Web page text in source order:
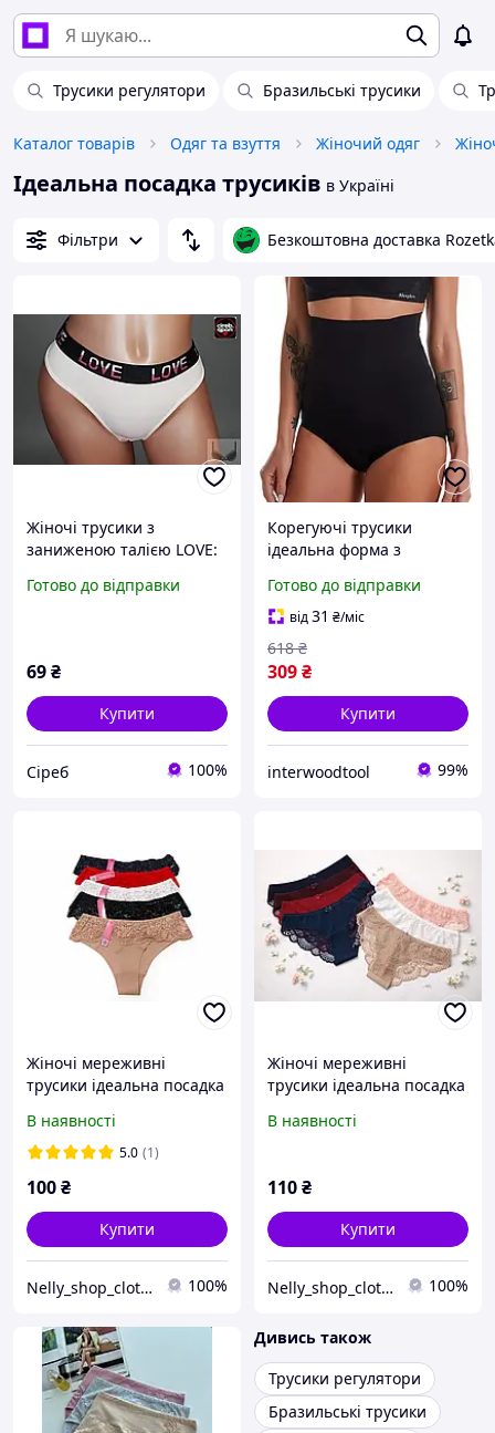
Трусики регулятори Бразильські трусики
Каталог товарів Одяг та взуття Жіночий одяг
Ідеальна посадка трусиків в Україні
Фільтри Безкоштовна доставка
Жіночі трусики з
заниженою талією LOVE:
білизна, Ідеальна посадка
Готово до відправки
69₴
Купити
Сіреб 100%
Корегуючі трусики
ідеальна форма з
ребрами жорсткості
чорного кольору S
Готово до відправки
від31 ₴/міс
309₴
618 ₴
Купити
interwoodtool 99%
Жіночі мереживні
трусики ідеальна посадка
В наявності
5.0 (1)
100₴
Купити
Nelly_shop_clothes 100%
Жіночі мереживні
трусики ідеальна посадка
В наявності
110₴
Купити
Nelly_shop_clothes 100%
Дивись також
Трусики регулятори
Бразильські трусики